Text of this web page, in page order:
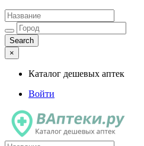
×
Каталог дешевых аптек
Войти